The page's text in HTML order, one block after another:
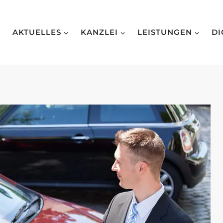
AKTUELLES KANZLEI LEISTUNGEN